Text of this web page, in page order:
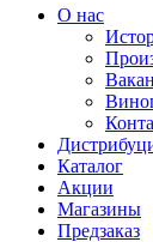
О нас
Каталог
Акции
Магазины
Предзаказ